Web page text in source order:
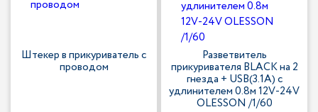
Штекер в прикуриватель с
проводом
Разветвитель
прикуривателя BLACK на 2
гнезда + USB(3.1A) с
удлинителем 0.8м 12V-24V
OLESSON /1/60